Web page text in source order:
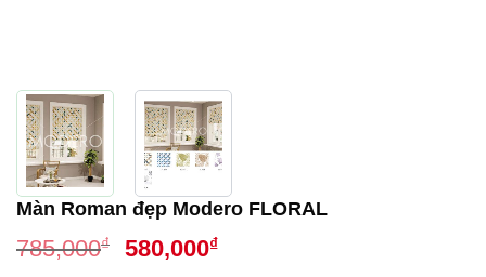
Màn Roman đẹp Modero FLORAL
785,000₫
Giá
580,000₫Giá